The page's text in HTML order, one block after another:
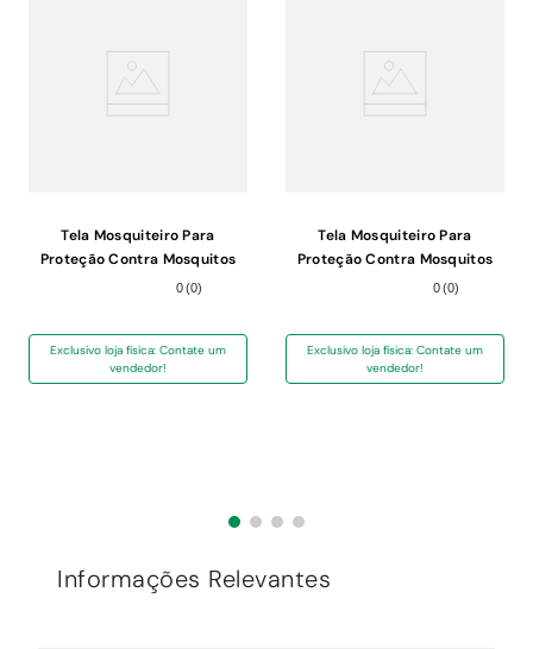
Tela Mosquiteiro Para
Proteção Contra Mosquitos
Victoria Reggia Poliester Cinza
0(0)
Exclusivo loja física: Contate um
vendedor!
Tela Mosquiteiro Para
Proteção Contra Mosquitos
Victoria Reggia Poliester Cinza
0(0)
Exclusivo loja física: Contate um
vendedor!
Informações Relevantes